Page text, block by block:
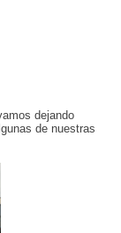
dejando
de nuestras